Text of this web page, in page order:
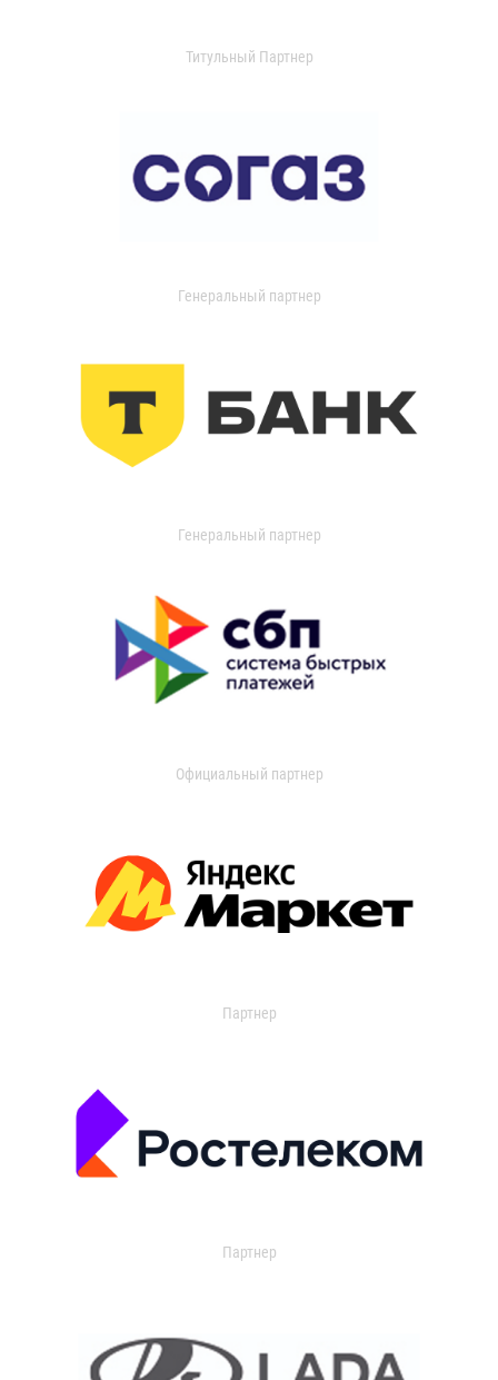
Титульный Партнер
Генеральный партнер
Генеральный партнер
Официальный партнер
Партнер
Партнер